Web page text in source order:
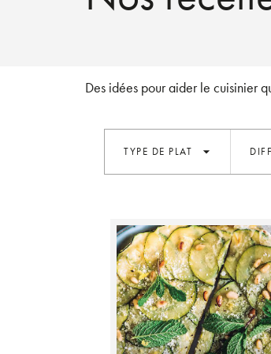
Des idées pour aider le cuisinier
TYPE DE PLAT arrow_drop_down